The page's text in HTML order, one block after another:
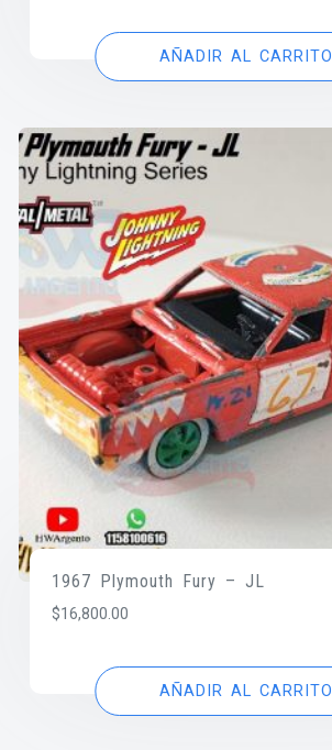
AÑADIR AL CARRITO
1967 Plymouth Fury – JL
$16,800.00
AÑADIR AL CARRITO